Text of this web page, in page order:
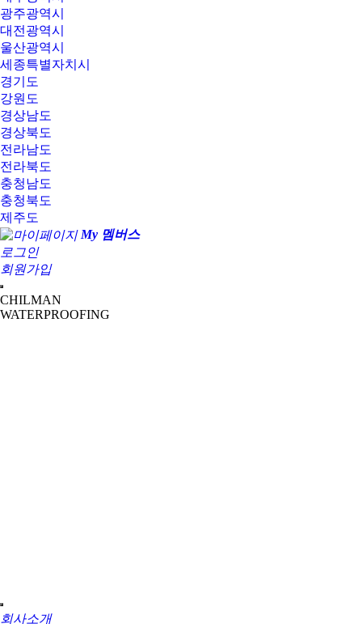
광주광역시
대전광역시
울산광역시
세종특별자치시
경기도
강원도
경상남도
경상북도
전라남도
전라북도
충청남도
충청북도
제주도
My 멤버스
로그인
회원가입
CHILMAN
WATERPROOFING
회사소개